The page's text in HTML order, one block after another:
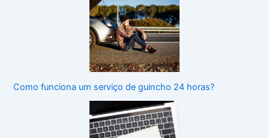
Como funciona um serviço de guincho 24 horas?